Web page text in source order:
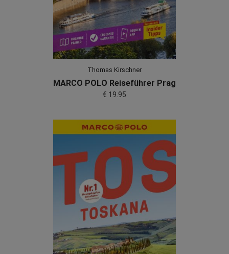
Thomas Kirschner
MARCO POLO Reiseführer Prag
€ 19.95